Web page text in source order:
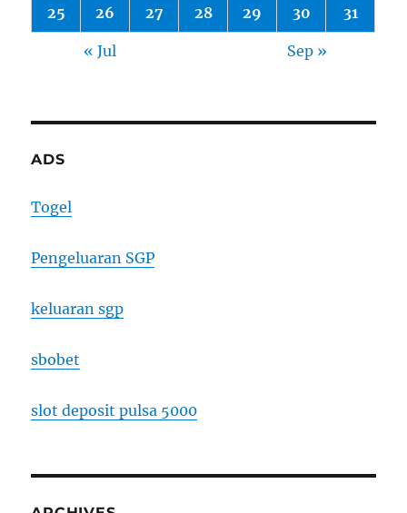
25 26 27 28 29 30 31
« Jul Sep »
ADS
Togel
Pengeluaran SGP
keluaran sgp
sbobet
slot deposit pulsa 5000